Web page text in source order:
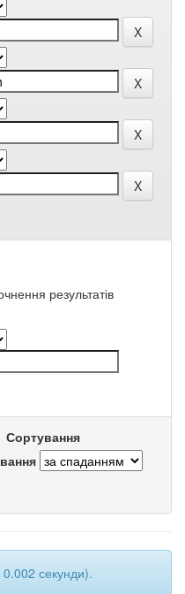
результатів
Сортування
0.002 секунди).